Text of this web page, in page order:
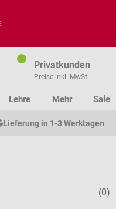
Privatkunden
Preise inkl. MwSt.
Lehre Mehr Sale
Lieferung in 1-3 Werktagen
(0)